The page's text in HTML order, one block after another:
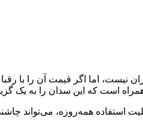
تومان خواهد بود. قیمتی که ارزان
است که این سدان را به یک
همه‌روزه، می‌تواند